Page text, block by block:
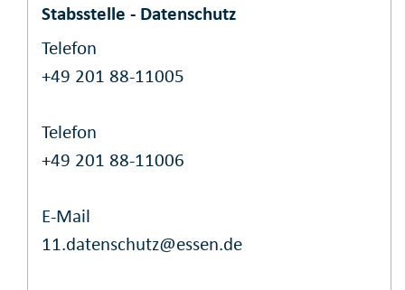
Stabsstelle - Datenschutz
Telefon
+49 201 88-11005
Telefon
+49 201 88-11006
E-Mail
11.datenschutz@essen.de